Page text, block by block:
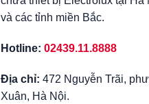
và các tỉnh miền Bắc.
Hotline: 02439.11.8888
Địa chỉ: 472 Nguyễn Trãi,
Xuân, Hà Nội.